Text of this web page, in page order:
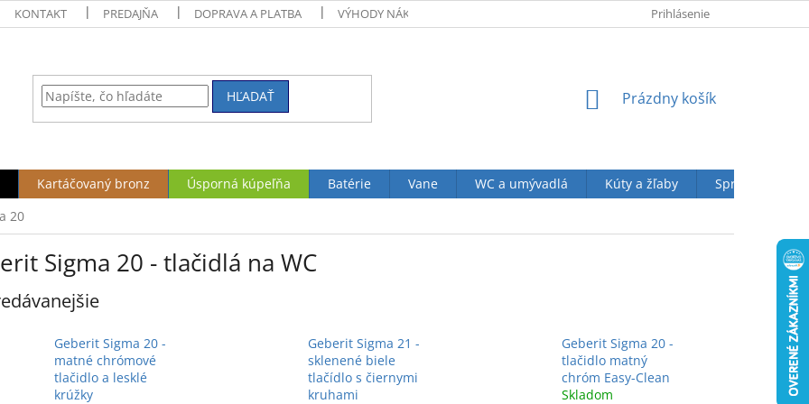
KONTAKT PREDAJŇA DOPRAVA A PLATBA VÝHODY NÁKUPU U NÁS OBCHODNÉ PODMIENKY (VOP)Prihlásenie
HĽADAŤ
NÁKUPNÝ
Prázdny košík
Kartáčovaný bronz Úsporná kúpeľňa Batérie Vane WC a umývadlá Kúty a žľaby
Sprchové sety
20
Sigma 20 - tlačidlá na WC
Geberit Sigma 20 -
matné chrómové
tlačidlo a lesklé
krúžky
Geberit Sigma 21 -
sklenené biele
tlačídlo s čiernymi
kruhami
Geberit Sigma 20 -
tlačidlo matný
chróm Easy-Clean
Skladom